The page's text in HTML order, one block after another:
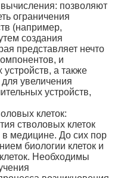
позволяют
ограничения
(например,
создания
представляет нечто
и
устройств, а также
увеличения
устройств,
клеток:
стволовых клеток
медицине. До сих пор
биологии клеток и
Необходимы